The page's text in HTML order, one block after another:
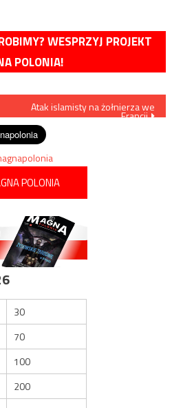
WESPRZYJ PROJEKT
POLONIA!
Atak islamisty na żołnierza we
Francji
POLONIA
30
70
100
200